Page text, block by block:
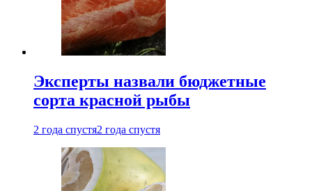
Эксперты назвали бюджетные
сорта красной рыбы
2 года спустя2 года спустя